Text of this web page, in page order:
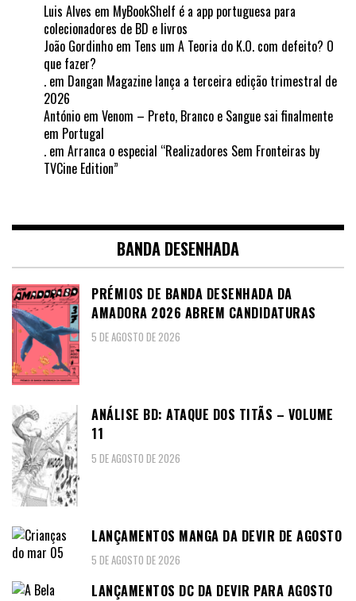
Luis Alves em MyBookShelf é a app portuguesa para
colecionadores de BD e livros
João Gordinho em Tens um A Teoria do K.O. com defeito? O
que fazer?
. em Dangan Magazine lança a terceira edição trimestral de
2026
António em Venom – Preto, Branco e Sangue sai finalmente
em Portugal
. em Arranca o especial “Realizadores Sem Fronteiras by
TVCine Edition”
BANDA DESENHADA
PRÉMIOS DE BANDA DESENHADA DA
AMADORA 2026 ABREM CANDIDATURAS
5 DE AGOSTO DE 2026
ANÁLISE BD: ATAQUE DOS TITÃS – VOLUME
11
5 DE AGOSTO DE 2026
LANÇAMENTOS MANGA DA DEVIR DE AGOSTO
5 DE AGOSTO DE 2026
LANÇAMENTOS DC DA DEVIR PARA AGOSTO